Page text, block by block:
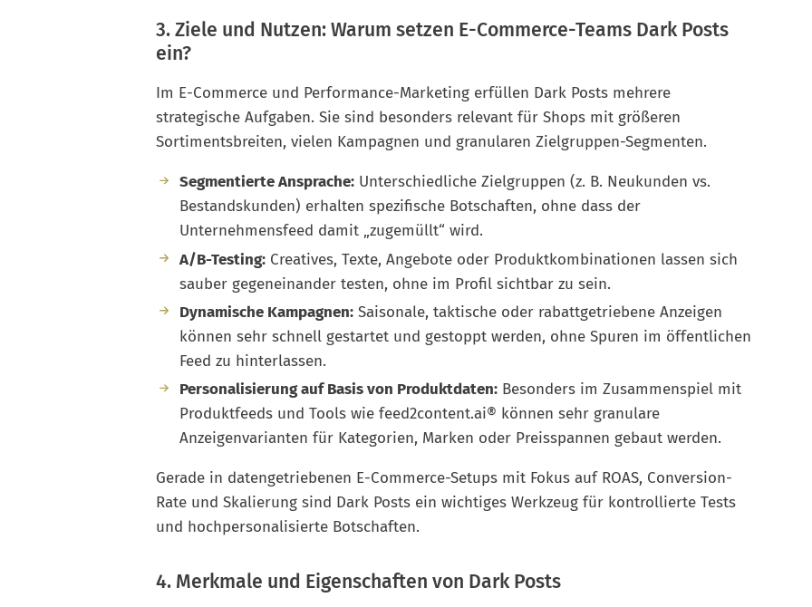
3. Ziele und Nutzen: Warum setzen E-Commerce-Teams Dark Posts
ein?
Im E-Commerce und Performance-Marketing erfüllen Dark Posts mehrere
strategische Aufgaben. Sie sind besonders relevant für Shops mit größeren
Sortimentsbreiten, vielen Kampagnen und granularen Zielgruppen-Segmenten.
Segmentierte Ansprache:Unterschiedliche Zielgruppen (z. B. Neukunden vs.
Bestandskunden) erhalten spezifische Botschaften, ohne dass der
Unternehmensfeed damit „zugemüllt“ wird.
A/B-Testing:Creatives, Texte, Angebote oder Produktkombinationen lassen sich
sauber gegeneinander testen, ohne im Profil sichtbar zu sein.
Dynamische Kampagnen:Saisonale, taktische oder rabattgetriebene Anzeigen
können sehr schnell gestartet und gestoppt werden, ohne Spuren im öffentlichen
Feed zu hinterlassen.
Personalisierung auf Basis von Produktdaten:Besonders im Zusammenspiel mit
Produktfeeds und Tools wie feed2content.ai® können sehr granulare
Anzeigenvarianten für Kategorien, Marken oder Preisspannen gebaut werden.
Gerade in datengetriebenen E-Commerce-Setups mit Fokus auf ROAS, Conversion-
Rate und Skalierung sind Dark Posts ein wichtiges Werkzeug für kontrollierte Tests
und hochpersonalisierte Botschaften.
4. Merkmale und Eigenschaften von Dark Posts